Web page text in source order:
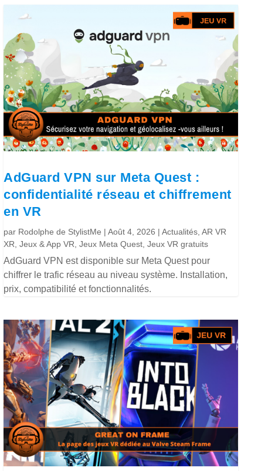
AdGuard VPN sur Meta Quest :
confidentialité réseau et chiffrement
en VR
par Rodolphe de StylistMe |Août 4, 2026 |Actualités ,AR VR
XR ,Jeux & App VR ,Jeux Meta Quest ,Jeux VR gratuits
AdGuard VPN est disponible sur Meta Quest pour
chiffrer le trafic réseau au niveau système. Installation,
prix, compatibilité et fonctionnalités.